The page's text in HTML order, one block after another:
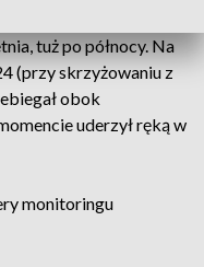
tuż po północy. Na
(przy skrzyżowaniu z
obok
uderzył ręką w
monitoringu